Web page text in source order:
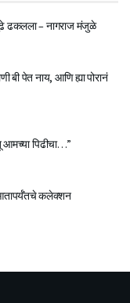
ढकलला – नागराज मंजुळे
बी पेत नाय, आणि ह्या पोरानं
पिढीचा…”
कलेक्शन